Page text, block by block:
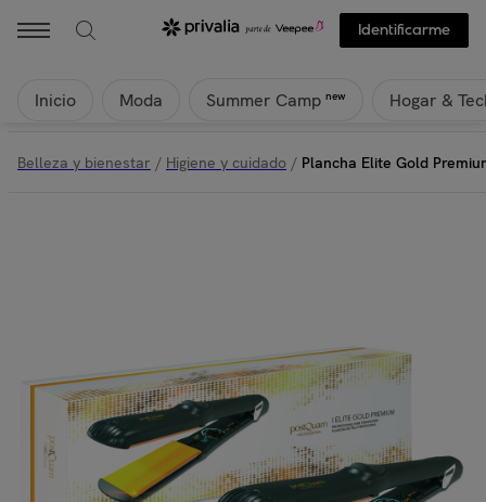
Identificarme
Inicio Moda Summer Camp new Hogar &
Belleza y bienestar / Higiene y cuidado / Plancha Elite Gold